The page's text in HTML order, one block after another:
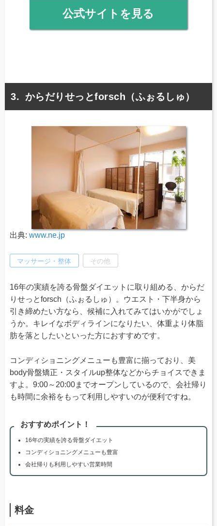
公式サイトを見る
からだりせっとforsch（ふぉるしゅ）
出典: www.ne.jp
マッサージ・整体 その他
16年の実績を誇る骨盤ダイエットに取り組める、からだ
りせっとforsch（ふぉるしゅ）。ウエスト・下半身から
引き締めたい方なら、候補に入れてみてはいかがでしょ
うか。キレイなボディラインになりたい、体重より体脂
肪を落としたいといった方におすすめです。
コンディショニングメニューも豊富に揃っており、美
body骨盤矯正・スタイルup整体などからチョイスできま
すよ。9:00～20:00までオープンしているので、会社帰り
も時間に余裕をもって利用しやすいのが便利ですね。
おすすめポイント！
16年の実績を誇る骨盤ダイエット
コンディショニングメニューも豊富
会社帰りも利用しやすい営業時間
料金